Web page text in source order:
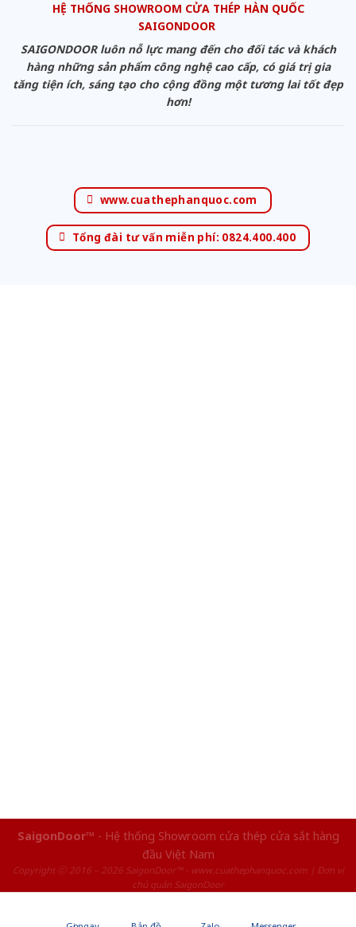
HỆ THỐNG SHOWROOM CỬA THÉP HÀN QUỐC
SAIGONDOOR
SAIGONDOOR luôn nỗ lực mang đến cho đối tác và khách
hàng những sản phẩm công nghệ cao cấp, có giá trị gia
tăng tiện ích, sáng tạo cho cộng đồng một tương lai tốt đẹp
hơn!
www.cuathephanquoc.com
Tổng đài tư vấn miễn phí: 0824.400.400
SaigonDoor™ - Hệ thống Showroom cửa thép cửa sắt hàng
đầu Việt Nam
Copyright ⓒ 2016 – 2026 SaigonDoor™ - www.cuathephanquoc.com | Đơn vị
chủ quản SaigonDoor